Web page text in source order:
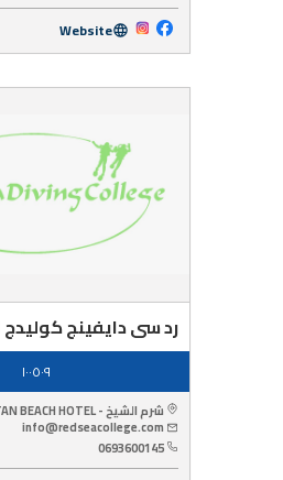
Website
رد سى دايفينج كوليدج
١٠٠٥٠٩
شرم الشيخ - SULTAN BEACH HOTEL
info@redseacollege.com
0693600145